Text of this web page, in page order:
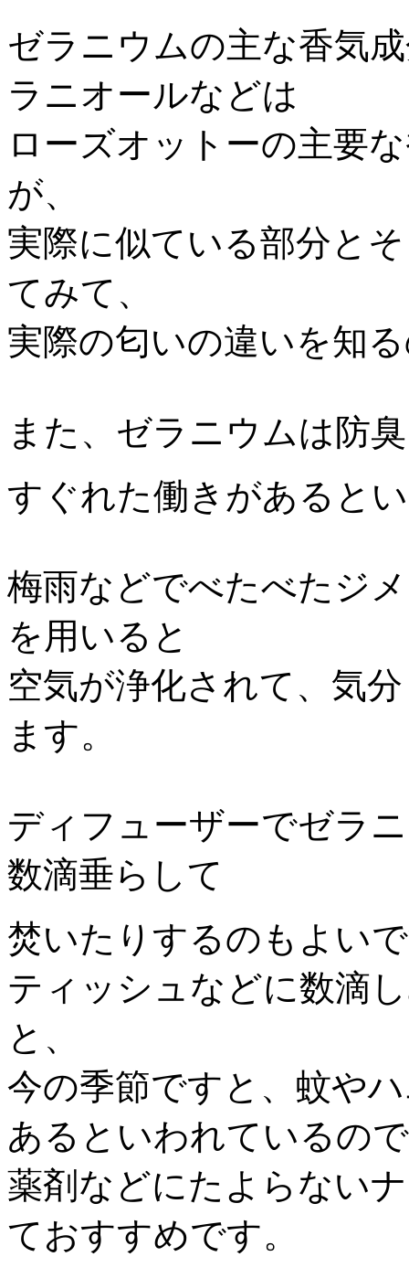
ゼラニウムの主な香気
ラニオールなどは
ローズオットーの主要
が、
実際に似ている部分と
てみて、
実際の匂いの違いを知
また、ゼラニウムは防
すぐれた働きがあると
梅雨などでべたべたジ
を用いると
空気が浄化されて、気
ます。
ディフューザーでゼラ
数滴垂らして
焚いたりするのもよい
ティッシュなどに数滴
と、
今の季節ですと、蚊や
あるといわれているので
薬剤などにたよらない
ておすすめです。